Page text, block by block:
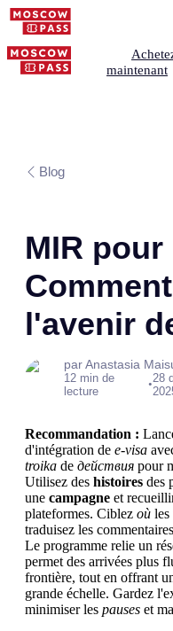
maintenant
Blog
MIR
l'avenir
par Anastasia
12 min de
lecture
•28
Recommandation :
d'intégration de e-visa
troika de действия pour
Utilisez des histoires des
une campagne et
plateformes. Ciblez où les
traduisez les
Le programme relie un
permet des arrivées plus
frontière, tout en offrant
grande échelle. Gardez
minimiser les pauses et